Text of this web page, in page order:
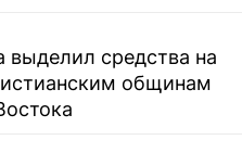
средства на
общинам